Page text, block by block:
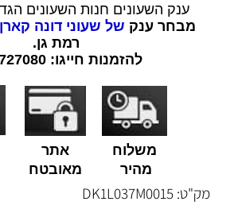
ענק השעונים חנות השעונים
מבחר ענק של שעוני דונה קארן
רמת גן.
להזמנות חייגו: 03-6727080
משלוח
מהיר
אתר
מאובטח
מק"ט: DK1L037M0015